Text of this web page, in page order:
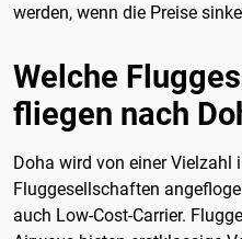
werden, wenn die Preise
Welche
fliegen nach
Doha wird von einer Vielzahl
Fluggesellschaften
auch Low-Cost-Carrier.